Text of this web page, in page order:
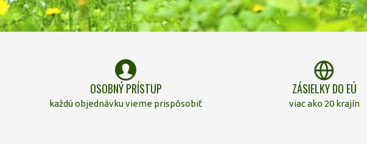
OSOBNÝ PRÍSTUP
každú objednávku vieme prispôsobiť
ZÁSIELKY DO EÚ
viac ako 20 krajín